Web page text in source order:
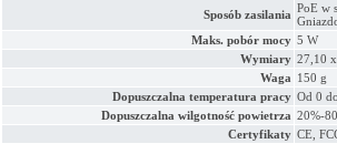
Sposób zasilania PoE w
Maks. pobór mocy 5 W
Wymiary 27,10
Waga 150 g
Dopuszczalna temperatura pracy Od 0
Dopuszczalna wilgotność powietrza 20%-
Certyfikaty CE,